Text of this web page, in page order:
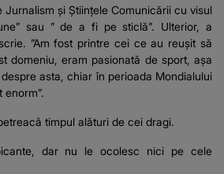
Jurnalism și Științele Comunicării cu visul
sau ” de a fi pe sticlă”. Ulterior, a
”Am fost printre cei ce au reușit să
domeniu, eram pasionată de sport, așa
asta, chiar în perioada Mondialului
timpul alături de cei dragi.
dar nu le ocolesc nici pe cele